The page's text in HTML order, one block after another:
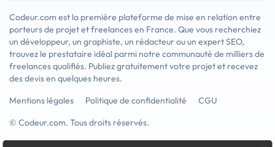
Codeur.com est la première plateforme de mise en relation entre
porteurs de projet et freelances en France. Que vous recherchiez
un développeur, un graphiste, un rédacteur ou un expert SEO,
trouvez le prestataire idéal parmi notre communauté de milliers de
freelances qualifiés. Publiez gratuitement votre projet et recevez
des devis en quelques heures.
Mentions légales
Politique de confidentialité
CGU
© Codeur.com. Tous droits réservés.